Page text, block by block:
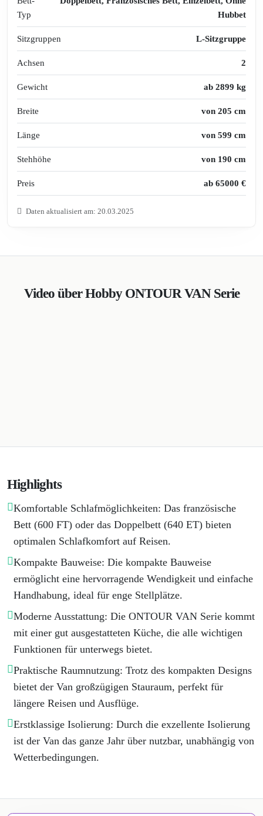
Typ
Hubbet
Sitzgruppen L-Sitzgruppe
Achsen 2
Gewicht ab 2899 kg
Breite von 205 cm
Länge von 599 cm
Stehhöhe von 190 cm
Preis ab 65000 €
Daten aktualisiert am: 20.03.2025
Video über Hobby ONTOUR VAN Serie
Highlights
Komfortable Schlafmöglichkeiten: Das französische
Bett (600 FT) oder das Doppelbett (640 ET) bieten
optimalen Schlafkomfort auf Reisen.
Kompakte Bauweise: Die kompakte Bauweise
ermöglicht eine hervorragende Wendigkeit und einfache
Handhabung, ideal für enge Stellplätze.
Moderne Ausstattung: Die ONTOUR VAN Serie kommt
mit einer gut ausgestatteten Küche, die alle wichtigen
Funktionen für unterwegs bietet.
Praktische Raumnutzung: Trotz des kompakten Designs
bietet der Van großzügigen Stauraum, perfekt für
längere Reisen und Ausflüge.
Erstklassige Isolierung: Durch die exzellente Isolierung
ist der Van das ganze Jahr über nutzbar, unabhängig von
Wetterbedingungen.